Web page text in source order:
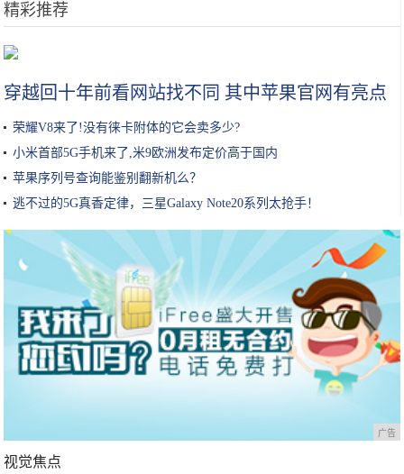
精彩推荐
穿越回十年前看网站找不同 其中苹果官网有亮点
荣耀V8来了!没有徕卡附体的它会卖多少?
小米首部5G手机来了,米9欧洲发布定价高于国内
苹果序列号查询能鉴别翻新机么？
逃不过的5G真香定律，三星Galaxy Note20系列太抢手！
广告
视觉焦点